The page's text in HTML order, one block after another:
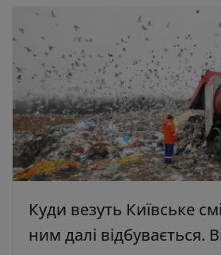
Куди везуть Київське
ним далі відбувається.